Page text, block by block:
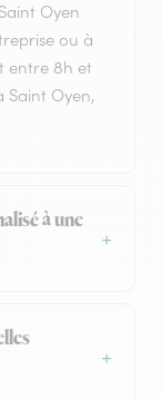
Oyen
ou à
entre 8h et
Saint Oyen,
à une